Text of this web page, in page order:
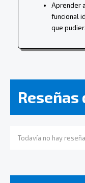
Aprender
funcional
que
Todavía no hay